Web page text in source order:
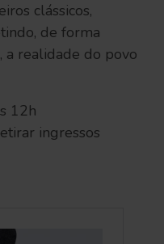
clássicos,
de forma
a realidade do povo
12h
ingressos